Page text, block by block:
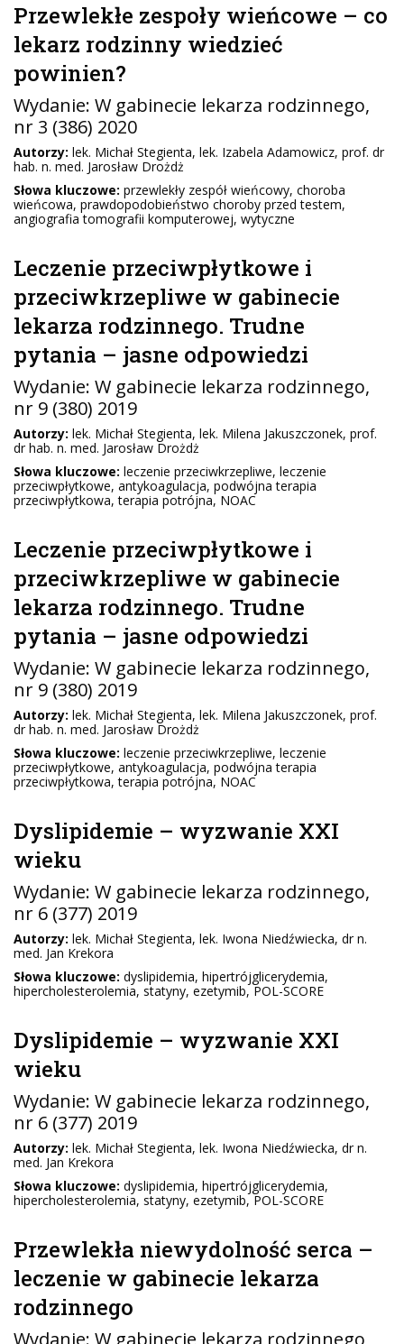
Przewlekłe zespoły wieńcowe – co
lekarz rodzinny wiedzieć
powinien?
Wydanie: W gabinecie lekarza rodzinnego,
nr 3 (386) 2020
Autorzy: lek. Michał Stegienta, lek. Izabela Adamowicz, prof. dr
hab. n. med. Jarosław Drożdż
Słowa kluczowe: przewlekły zespół wieńcowy, choroba
wieńcowa, prawdopodobieństwo choroby przed testem,
angiografia tomografii komputerowej, wytyczne
Leczenie przeciwpłytkowe i
przeciwkrzepliwe w gabinecie
lekarza rodzinnego. Trudne
pytania – jasne odpowiedzi
Wydanie: W gabinecie lekarza rodzinnego,
nr 9 (380) 2019
Autorzy: lek. Michał Stegienta, lek. Milena Jakuszczonek, prof.
dr hab. n. med. Jarosław Drożdż
Słowa kluczowe: leczenie przeciwkrzepliwe, leczenie
przeciwpłytkowe, antykoagulacja, podwójna terapia
przeciwpłytkowa, terapia potrójna, NOAC
Leczenie przeciwpłytkowe i
przeciwkrzepliwe w gabinecie
lekarza rodzinnego. Trudne
pytania – jasne odpowiedzi
Wydanie: W gabinecie lekarza rodzinnego,
nr 9 (380) 2019
Autorzy: lek. Michał Stegienta, lek. Milena Jakuszczonek, prof.
dr hab. n. med. Jarosław Drożdż
Słowa kluczowe: leczenie przeciwkrzepliwe, leczenie
przeciwpłytkowe, antykoagulacja, podwójna terapia
przeciwpłytkowa, terapia potrójna, NOAC
Dyslipidemie – wyzwanie XXI
wieku
Wydanie: W gabinecie lekarza rodzinnego,
nr 6 (377) 2019
Autorzy: lek. Michał Stegienta, lek. Iwona Niedźwiecka, dr n.
med. Jan Krekora
Słowa kluczowe: dyslipidemia, hipertrójglicerydemia,
hipercholesterolemia, statyny, ezetymib, POL-SCORE
Dyslipidemie – wyzwanie XXI
wieku
Wydanie: W gabinecie lekarza rodzinnego,
nr 6 (377) 2019
Autorzy: lek. Michał Stegienta, lek. Iwona Niedźwiecka, dr n.
med. Jan Krekora
Słowa kluczowe: dyslipidemia, hipertrójglicerydemia,
hipercholesterolemia, statyny, ezetymib, POL-SCORE
Przewlekła niewydolność serca –
leczenie w gabinecie lekarza
rodzinnego
Wydanie: W gabinecie lekarza rodzinnego